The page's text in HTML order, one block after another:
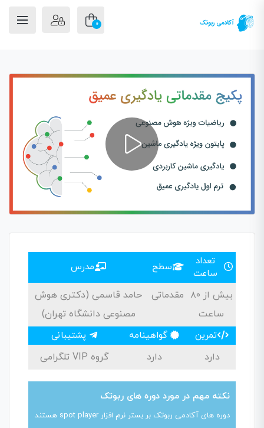
0
تعداد
ساعت
سطح مدرس
بیش از ۸۰
ساعت
مقدماتی
حامد قاسمی (دکتری هوش
مصنوعی دانشگاه تهران)
تمرین گواهینامه پشتیبانی
دارد دارد گروه VIP تلگرامی
نکته مهم در مورد دوره های ربوتک
دوره های آکادمی ربوتک بر بستر نرم افزار spot player هستند